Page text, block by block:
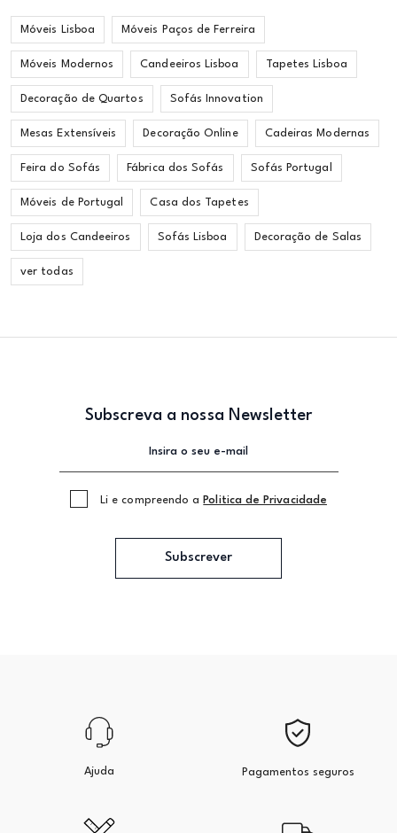
Móveis Lisboa Móveis Paços de Ferreira
Móveis Modernos Candeeiros Lisboa Tapetes Lisboa
Decoração de Quartos Sofás Innovation
Mesas Extensíveis Decoração Online Cadeiras Modernas
Feira do Sofás Fábrica dos Sofás Sofás Portugal
Móveis de Portugal Casa dos Tapetes
Loja dos Candeeiros Sofás Lisboa Decoração de Salas
ver todas
Subscreva a nossa Newsletter
Li e compreendo a Politica de Privacidade
Subscrever
Ajuda Pagamentos seguros